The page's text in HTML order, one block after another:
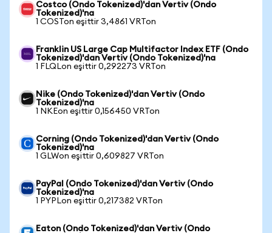
Costco (Ondo Tokenized)'dan Vertiv (Ondo
Tokenized)'na
1 COSTon eşittir 3,4861 VRTon
Franklin US Large Cap Multifactor Index ETF (Ondo
Tokenized)'dan Vertiv (Ondo Tokenized)'na
1 FLQLon eşittir 0,292273 VRTon
Nike (Ondo Tokenized)'dan Vertiv (Ondo
Tokenized)'na
1 NKEon eşittir 0,156450 VRTon
Corning (Ondo Tokenized)'dan Vertiv (Ondo
Tokenized)'na
1 GLWon eşittir 0,609827 VRTon
PayPal (Ondo Tokenized)'dan Vertiv (Ondo
Tokenized)'na
1 PYPLon eşittir 0,217382 VRTon
Eaton (Ondo Tokenized)'dan Vertiv (Ondo